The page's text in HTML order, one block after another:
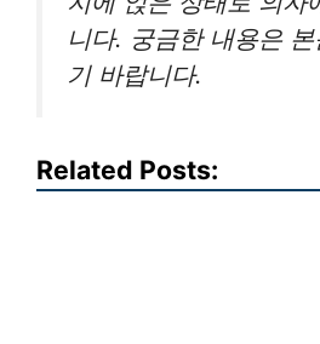
니다. 궁금한 내용은
기 바랍니다.
Related Posts: